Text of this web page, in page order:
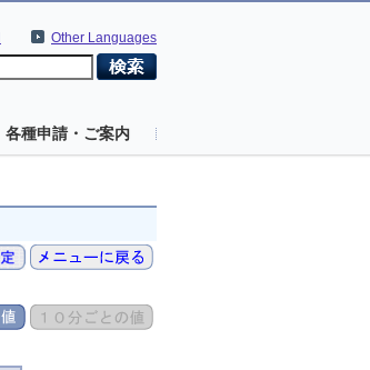
Other Languages
各種申請・ご案内